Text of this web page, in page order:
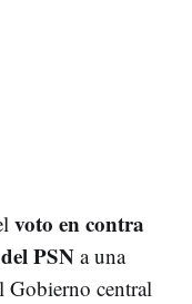
voto en contra
PSN a una
Gobierno central